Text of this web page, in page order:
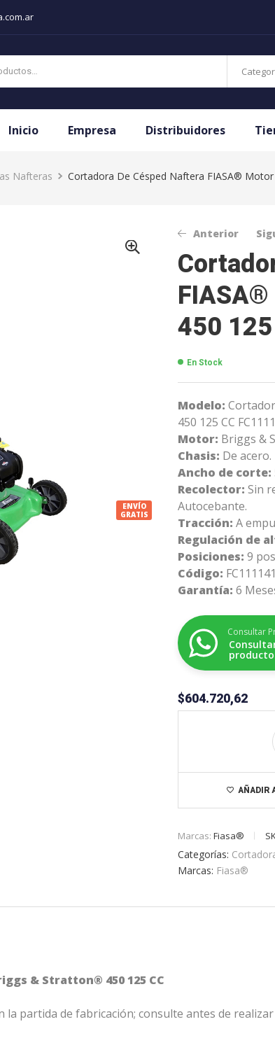
Inicio Empresa Distribuidores
Nafteras Cortadora De Césped Naftera FIASA®
ENVÍO
GRATIS
Anterior
$ 419.345,01
$ 506.571,83
450
En Stock
Modelo:
450 125 CC
Motor: Briggs &
Chasis: De acero.
Ancho de corte:
Recolector: Sin
Autocebante.
Tracción: A
Regulación de
Posiciones: 9
Código:
Garantía: 6
Consultar
producto
$604.720,62
AÑADIR
Marcas: Fiasa®
Categorías:
Marcas: Fiasa®
& Stratton® 450 125 CC
partida de fabricación; consulte antes de